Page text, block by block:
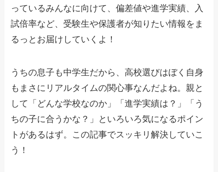
っているみんなに向けて、偏差値や進学実績、入
試倍率など、受験生や保護者が知りたい情報をま
るっとお届けしていくよ！
うちの息子も中学生だから、高校選びはぼく自身
もまさにリアルタイムの関心事なんだよね。親と
して「どんな学校なのか」「進学実績は？」「う
ちの子に合うかな？」といろいろ気になるポイン
トがあるはず。この記事でスッキリ解決していこ
う！